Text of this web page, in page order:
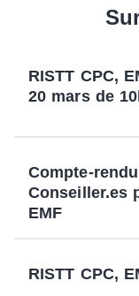
RISTT CPC,
20 mars de
Compte-
Conseiller.es
EMF
RISTT CPC,